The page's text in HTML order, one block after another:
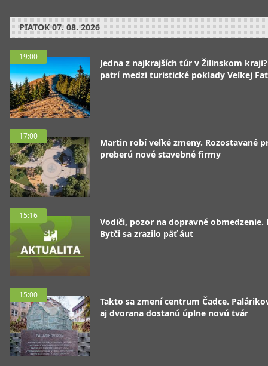
PIATOK 07. 08. 2026
19:00
Jedna z najkrajších túr v Žilinskom
patrí medzi turistické poklady Veľkej
17:00
Martin robí veľké zmeny. Rozostavané
preberú nové stavebné firmy
15:16
Vodiči, pozor na dopravné obmedzenie.
Bytči sa zrazilo päť áut
15:00
Takto sa zmení centrum Čadce.
aj dvorana dostanú úplne novú tvár